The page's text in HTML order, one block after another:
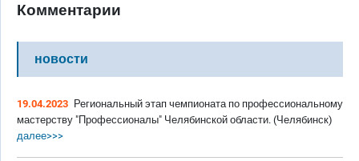
Комментарии
новости
19.04.2023 Региональный этап чемпионата по профессиональному
мастерству "Профессионалы" Челябинской области. (Челябинск)
далее>>>